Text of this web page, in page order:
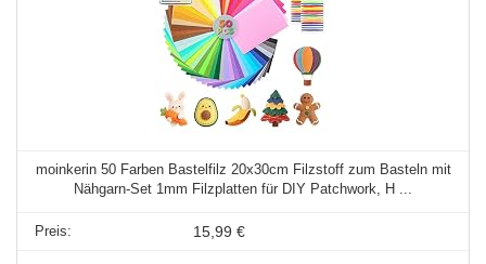
moinkerin 50 Farben Bastelfilz 20x30cm Filzstoff zum Basteln mit
Nähgarn-Set 1mm Filzplatten für DIY Patchwork, H ...
15,99 €